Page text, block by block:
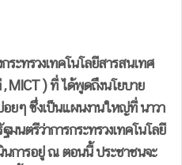
ะทรวงเทคโนโลยีสารสนเทศ
, MICT ) ที่ ได้พูดถึงนโยบาย
ยๆ ซึ่งเป็นแผนงานใหญ่ที่ นาวา
นตรีว่าการกระทรวงเทคโนโลยี
นการอยู่ ณ ตอนนี้ ประชาชนจะ